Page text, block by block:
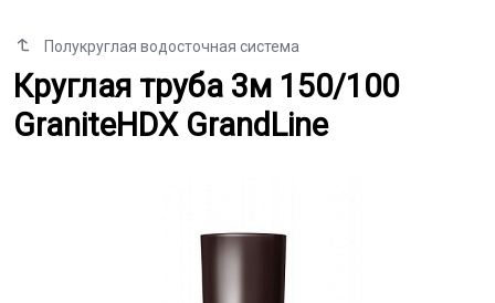
Полукруглая водосточная система
Круглая труба 3м 150/100
Круглая труба 3м 150/100
GraniteHDX GrandLine